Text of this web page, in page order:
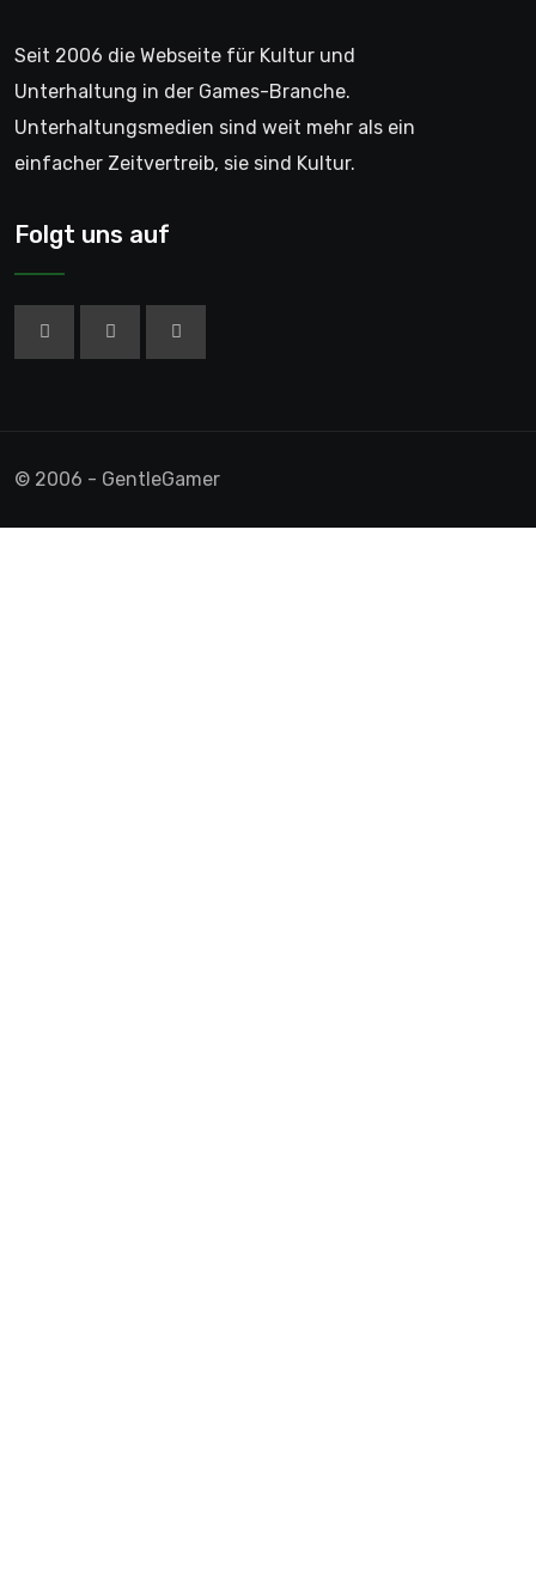
Seit 2006 die Webseite für Kultur und
Unterhaltung in der Games-Branche.
Unterhaltungsmedien sind weit mehr als ein
einfacher Zeitvertreib, sie sind Kultur.
Folgt uns auf
© 2006 - GentleGamer